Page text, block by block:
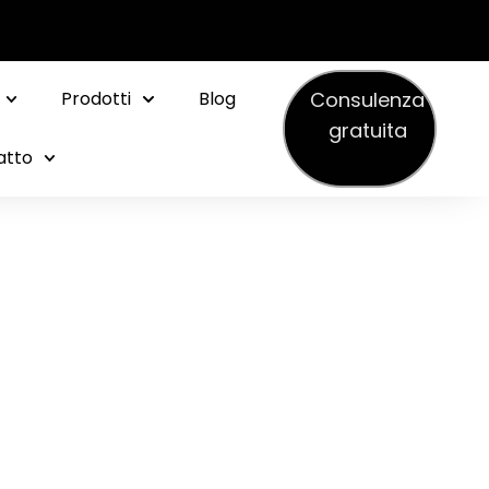
Prodotti Blog
Consulenza
gratuita